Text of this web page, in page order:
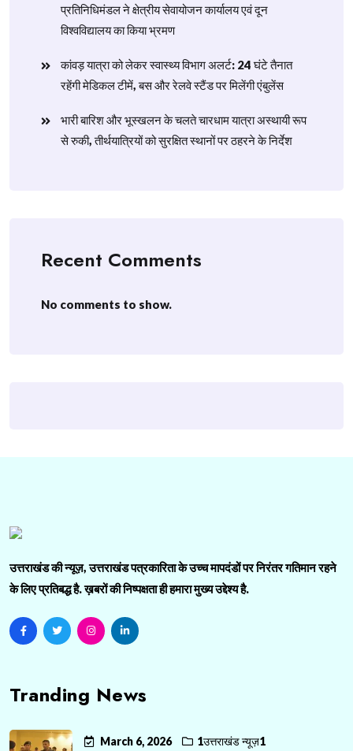
प्रतिनिधिमंडल ने क्षेत्रीय सेवायोजन कार्यालय एवं दून
विश्वविद्यालय का किया भ्रमण
​कांवड़ यात्रा को लेकर स्वास्थ्य विभाग अलर्ट: 24 घंटे तैनात
रहेंगी मेडिकल टीमें, बस और रेलवे स्टैंड पर मिलेंगी एंबुलेंस
​भारी बारिश और भूस्खलन के चलते चारधाम यात्रा अस्थायी रूप
से रुकी, तीर्थयात्रियों को सुरक्षित स्थानों पर ठहरने के निर्देश
Recent Comments
No comments to show.
उत्तराखंड की न्यूज़, उत्तराखंड पत्रकारिता के उच्च मापदंडों पर निरंतर गतिमान रहने
के लिए प्रतिबद्ध है. ख़बरों की निष्पक्षता ही हमारा मुख्य उद्देश्य है.
Tranding News
March 6, 2026 1उत्तराखंड न्यूज़1